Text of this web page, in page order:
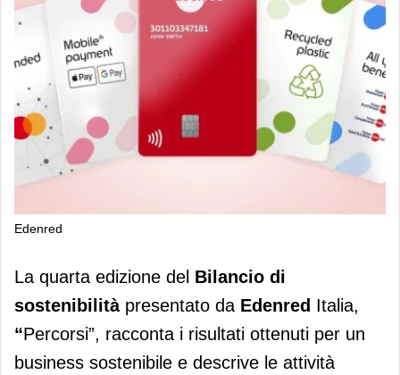
Edenred
Edenred: sì alla quarta edizione del
Bilancio di sostenibilità
La quarta edizione del Bilancio di
sostenibilitàpresentato da Edenred Italia,
“Percorsi”, racconta i risultati ottenuti per un
business sostenibile e descrive le attività